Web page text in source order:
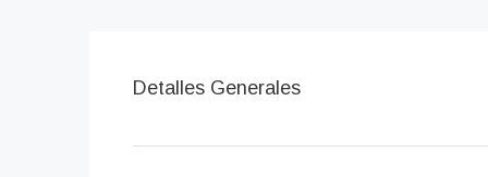
Detalles Generales